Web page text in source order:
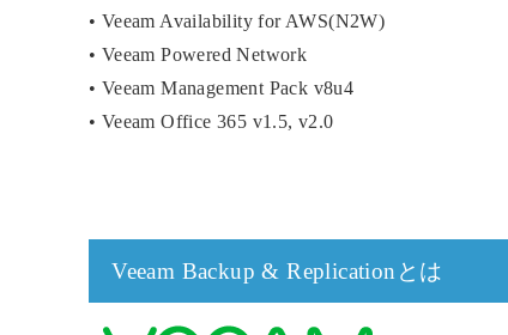
• Veeam Availability for AWS(N2W)
• Veeam Powered Network
• Veeam Management Pack v8u4
• Veeam Office 365 v1.5, v2.0
Veeam Backup & Replicationとは